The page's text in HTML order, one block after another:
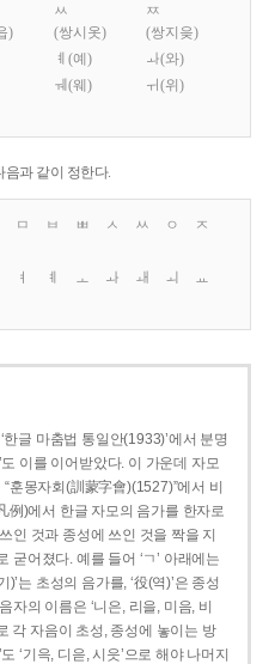
)
ㅆ
(쌍시옷)
ㅉ
(쌍지읒)
ㅖ(예)
ㅘ(와)
ㅞ(웨)
ㅟ(위)
음과 같이 정한다.
ㅁ ㅂ ㅃ ㅅ ㅆ ㅇ
ㅈ
ㅕ ㅖ ㅗ ㅘ ㅙ ㅚ
ㅛ
글 마춤법 통일안(1933)’에서 분명
이를 이어받았다. 이 가운데 자모
훈몽자회(訓蒙字會)(1527)”에서 비
例)에서 한글 자모의 음가를 한자로
인 것과 종성에 쓰인 것을 짝을 지
굳어졌다. 예를 들어 ‘ㄱ’ 아래에는
)’는 초성의 음가를, ‘役(역)’은 종성
자의 이름은 ‘니은, 리을, 미음, 비
각 자음이 초성, 종성에 놓이는 방
‘기윽, 디읃, 시읏’으로 해야 나머지